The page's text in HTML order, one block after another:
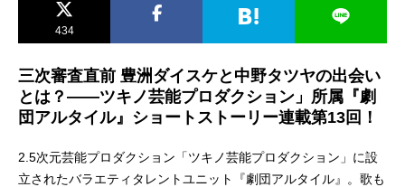
434
三次審査直前 豊洲ダイスケと中野タツヤの出会い
とは？――ツキノ芸能プロダクション」所属『劇
団アルタイル』ショートストーリー連載第13回！
2.5次元芸能プロダクション「ツキノ芸能プロダクション」に設
立されたバラエティタレントユニット『劇団アルタイル』。歌も